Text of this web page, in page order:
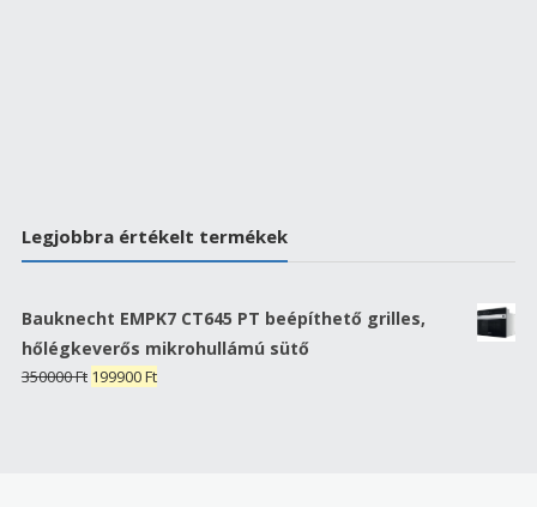
Legjobbra értékelt termékek
Bauknecht EMPK7 CT645 PT beépíthető grilles,
hőlégkeverős mikrohullámú sütő
350000Ft Original
199900FtCurrent